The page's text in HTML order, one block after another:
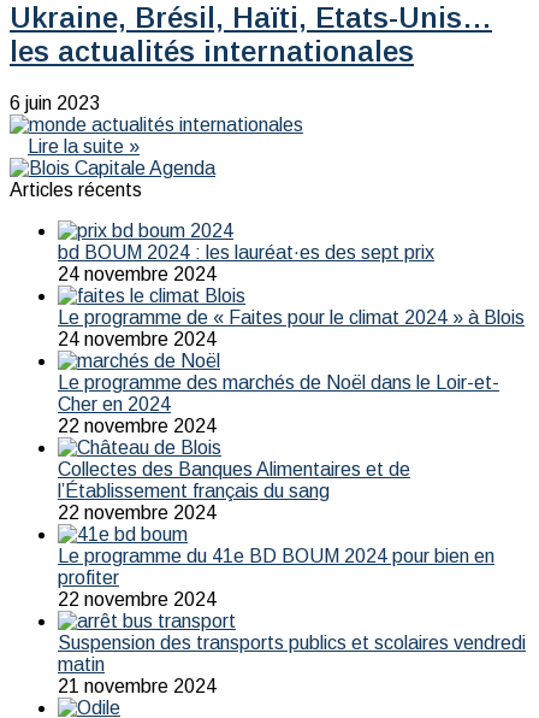
Ukraine, Brésil, Haïti, Etats-Unis…
les actualités internationales
6 juin 2023
Lire la suite »
Articles récents
bd BOUM 2024 : les lauréat·es des sept prix
24 novembre 2024
Le programme de « Faites pour le climat 2024 » à Blois
24 novembre 2024
Le programme des marchés de Noël dans le Loir-et-
Cher en 2024
22 novembre 2024
Collectes des Banques Alimentaires et de
l’Établissement français du sang
22 novembre 2024
Le programme du 41e BD BOUM 2024 pour bien en
profiter
22 novembre 2024
Suspension des transports publics et scolaires vendredi
matin
21 novembre 2024